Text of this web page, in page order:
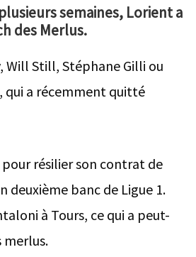
semaines, Lorient a
des Merlus.
Will Still, Stéphane Gilli ou
qui a récemment quitté
pour résilier son contrat de
deuxième banc de Ligue 1.
à Tours, ce qui a peut-
merlus.